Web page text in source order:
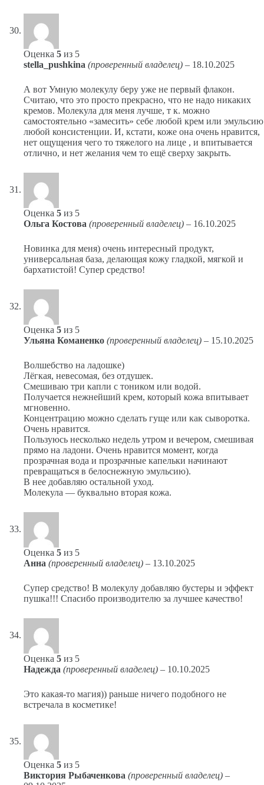
Оценка 5 из 5
stella_pushkina (проверенный владелец) – 18.10.2025
А вот Умную молекулу беру уже не первый флакон.
Считаю, что это просто прекрасно, что не надо никаких
кремов. Молекула для меня лучше, т к. можно
самостоятельно «замесить» себе любой крем или эмульсию
любой консистенции. И, кстати, коже она очень нравится,
нет ощущения чего то тяжелого на лице , и впитывается
отлично, и нет желания чем то ещё сверху закрыть.
Оценка 5 из 5
Ольга Костова (проверенный владелец) – 16.10.2025
Новинка для меня) очень интересный продукт,
универсальная база, делающая кожу гладкой, мягкой и
бархатистой! Супер средство!
Оценка 5 из 5
Ульяна Команенко (проверенный владелец) – 15.10.2025
Волшебство на ладошке)
Лёгкая, невесомая, без отдушек.
Смешиваю три капли с тоником или водой.
Получается нежнейший крем, который кожа впитывает
мгновенно.
Концентрацию можно сделать гуще или как сыворотка.
Очень нравится.
Пользуюсь несколько недель утром и вечером, смешивая
прямо на ладони. Очень нравится момент, когда
прозрачная вода и прозрачные капельки начинают
превращаться в белоснежную эмульсию).
В нее добавляю остальной уход.
Молекула — буквально вторая кожа.
Оценка 5 из 5
Анна (проверенный владелец) – 13.10.2025
Супер средство! В молекулу добавляю бустеры и эффект
пушка!!! Спасибо производителю за лучшее качество!
Оценка 5 из 5
Надежда (проверенный владелец) – 10.10.2025
Это какая-то магия)) раньше ничего подобного не
встречала в косметике!
Оценка 5 из 5
Виктория Рыбаченкова (проверенный владелец) –